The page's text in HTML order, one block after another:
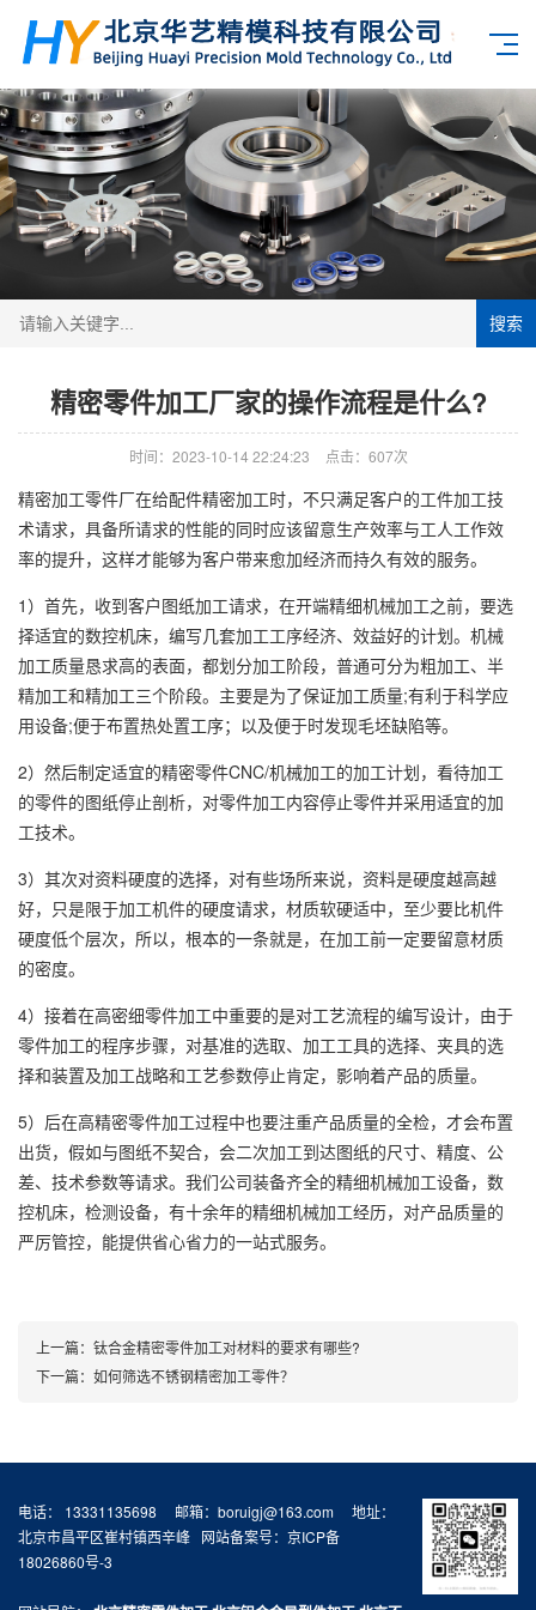
搜索
精密零件加工厂家的操作流程是什么?
时间：2023-10-14 22:24:23 点击：607次
精密加工零件厂在给配件精密加工时，不只满足客户的工件加工技
术请求，具备所请求的性能的同时应该留意生产效率与工人工作效
率的提升，这样才能够为客户带来愈加经济而持久有效的服务。
1）首先，收到客户图纸加工请求，在开端精细机械加工之前，要选
择适宜的数控机床，编写几套加工工序经济、效益好的计划。机械
加工质量恳求高的表面，都划分加工阶段，普通可分为粗加工、半
精加工和精加工三个阶段。主要是为了保证加工质量;有利于科学应
用设备;便于布置热处置工序；以及便于时发现毛坯缺陷等。
2）然后制定适宜的精密零件CNC/机械加工的加工计划，看待加工
的零件的图纸停止剖析，对零件加工内容停止零件并采用适宜的加
工技术。
3）其次对资料硬度的选择，对有些场所来说，资料是硬度越高越
好，只是限于加工机件的硬度请求，材质软硬适中，至少要比机件
硬度低个层次，所以，根本的一条就是，在加工前一定要留意材质
的密度。
4）接着在高密细零件加工中重要的是对工艺流程的编写设计，由于
零件加工的程序步骤，对基准的选取、加工工具的选择、夹具的选
择和装置及加工战略和工艺参数停止肯定，影响着产品的质量。
5）后在高精密零件加工过程中也要注重产品质量的全检，才会布置
出货，假如与图纸不契合，会二次加工到达图纸的尺寸、精度、公
差、技术参数等请求。我们公司装备齐全的精细机械加工设备，数
控机床，检测设备，有十余年的精细机械加工经历，对产品质量的
严厉管控，能提供省心省力的一站式服务。
上一篇： 钛合金精密零件加工对材料的要求有哪些?
下一篇： 如何筛选不锈钢精密加工零件？
电话： 13331135698 邮箱：boruigj@163.com 地址：
北京市昌平区崔村镇西辛峰 网站备案号： 京ICP备
18026860号-3